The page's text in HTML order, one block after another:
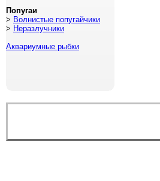
Попугаи
> Волнистые попугайчики
> Неразлучники
Аквариумные рыбки